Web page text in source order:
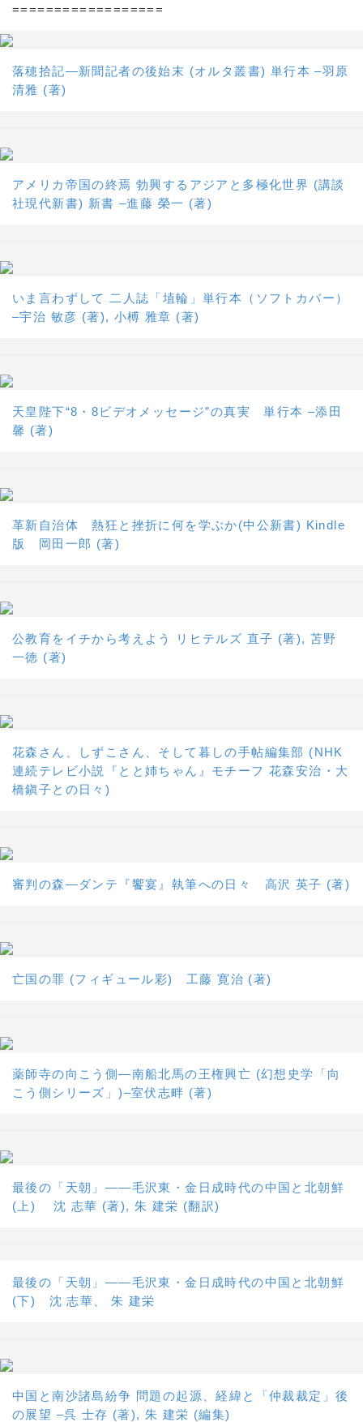
==================
落穂拾記―新聞記者の後始末 (オルタ叢書) 単行本 –羽原
清雅 (著)
アメリカ帝国の終焉 勃興するアジアと多極化世界 (講談
社現代新書) 新書 –進藤 榮一 (著)
いま言わずして 二人誌「埴輪」単行本（ソフトカバー）
–宇治 敏彦 (著), 小榑 雅章 (著)
天皇陛下“8・8ビデオメッセージ”の真実 単行本 –添田
馨 (著)
革新自治体 熱狂と挫折に何を学ぶか(中公新書) Kindle
版 岡田一郎 (著)
公教育をイチから考えよう リヒテルズ 直子 (著), 苫野
一徳 (著)
花森さん、しずこさん、そして暮しの手帖編集部 (NHK
連続テレビ小説『とと姉ちゃん』モチーフ 花森安治・大
橋鎭子との日々)
審判の森―ダンテ『饗宴』執筆への日々 高沢 英子 (著)
亡国の罪 (フィギュール彩) 工藤 寛治 (著)
薬師寺の向こう側―南船北馬の王権興亡 (幻想史学「向
こう側シリーズ」)–室伏志畔 (著)
最後の「天朝」――毛沢東・金日成時代の中国と北朝鮮
(上) 沈 志華 (著), 朱 建栄 (翻訳)
最後の「天朝」――毛沢東・金日成時代の中国と北朝鮮
(下) 沈 志華、 朱 建栄
中国と南沙諸島紛争 問題の起源、経緯と「仲裁裁定」後
の展望 –呉 士存 (著), 朱 建栄 (編集)